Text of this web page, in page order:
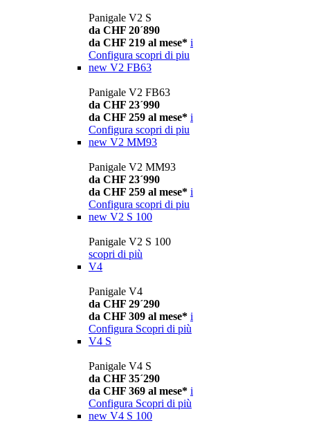
Panigale V2 S
da CHF 20´890
da CHF 219 al mese* i
Configura scopri di piu
new V2 FB63
Panigale V2 FB63
da CHF 23´990
da CHF 259 al mese* i
Configura scopri di piu
new V2 MM93
Panigale V2 MM93
da CHF 23´990
da CHF 259 al mese* i
Configura scopri di piu
new V2 S 100
Panigale V2 S 100
scopri di più
V4
Panigale V4
da CHF 29´290
da CHF 309 al mese* i
Configura Scopri di più
V4 S
Panigale V4 S
da CHF 35´290
da CHF 369 al mese* i
Configura Scopri di più
new V4 S 100